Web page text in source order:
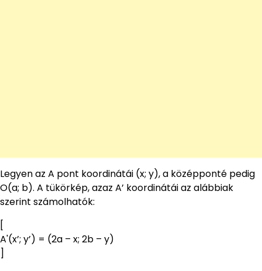
Legyen az A pont koordinátái (x; y), a középponté pedig
O(a; b). A tükörkép, azaz A’ koordinátái az alábbiak
szerint számolhatók:
[
A'(x’; y’) = (2a – x; 2b – y)
]